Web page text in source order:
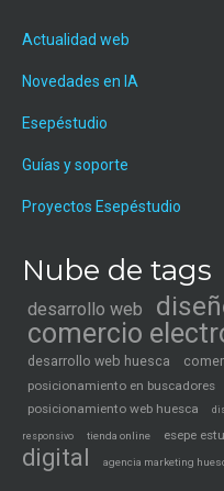
Actualidad web
Novedades en IA
Esepéstudio
Guías y soporte
Proyectos Esepéstudio
Nube de tags
desarrollo web
comercio
desarrollo web huesca
posicionamiento en buscadores
posicionamiento web huesca
responsivo tienda online esepe
digital
agencia marketing